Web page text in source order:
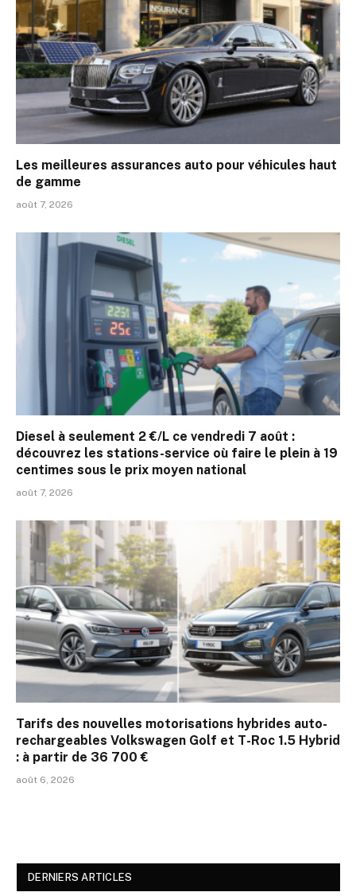
Les meilleures assurances auto pour véhicules haut
de gamme
août 7, 2026
Diesel à seulement 2 €/L ce vendredi 7 août :
découvrez les stations-service où faire le plein à 19
centimes sous le prix moyen national
août 7, 2026
Tarifs des nouvelles motorisations hybrides auto-
rechargeables Volkswagen Golf et T-Roc 1.5 Hybrid
: à partir de 36 700 €
août 6, 2026
DERNIERS ARTICLES